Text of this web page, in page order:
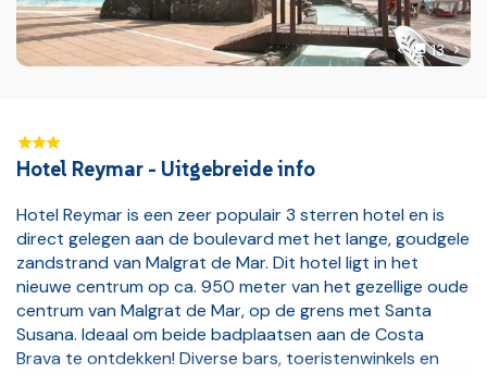
Vorige foto
13
Hotel Reymar - Uitgebreide info
Hotel Reymar is een zeer populair 3 sterren hotel en is
direct gelegen aan de boulevard met het lange, goudgele
zandstrand van Malgrat de Mar. Dit hotel ligt in het
nieuwe centrum op ca. 950 meter van het gezellige oude
centrum van Malgrat de Mar, op de grens met Santa
Susana. Ideaal om beide badplaatsen aan de Costa
Brava te ontdekken! Diverse bars, toeristenwinkels en